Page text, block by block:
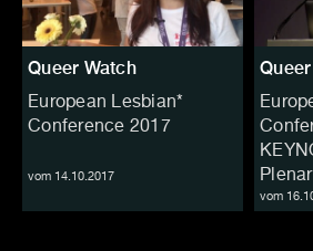
Queer Watch
European Lesbian*
Conference 2017
vom 14.10.2017
vom